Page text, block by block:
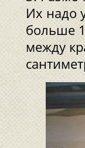
Их надо
больше
между